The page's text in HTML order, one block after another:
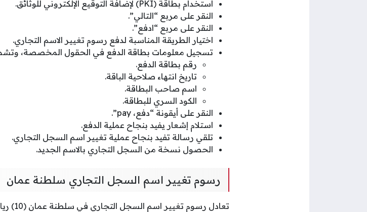
استخدام بطاقة (PKI) لإضافة التوقيع الإلكتروني للوثائق.
النقر على مربع “التالي”.
النقر على مربع “ادفع”.
اختيار الطريقة المناسبة لدفع رسوم تغيير الاسم التجاري.
تسجيل معلومات بطاقة الدفع في الحقول المخصصة،
رقم بطاقة الدفع.
تاريخ انتهاء صلاحية الباقة.
اسم صاحب البطاقة.
الكود السري للبطاقة.
النقر على أيقونة “دفع، pay”.
استلام إشعار يفيد بنجاح عملية الدفع.
تلقي رسالة تفيد بنجاح عملية تغيير اسم السجل التجاري.
الحصول نسخة من السجل التجاري بالاسم الجديد.
رسوم تغيير اسم السجل التجاري سلطنة عمان
تعادل